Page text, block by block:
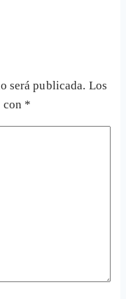
será publicada. Los
con *